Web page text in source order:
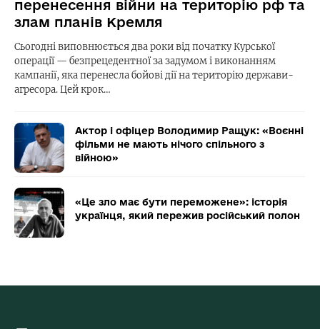
перенесення війни на територію рф та
злам планів Кремля
Сьогодні виповнюється два роки від початку Курської
операції — безпрецедентної за задумом і виконанням
кампанії, яка перенесла бойові дії на територію держави-
агресора. Цей крок…
Актор і офіцер Володимир Ращук: «Воєнні
фільми не мають нічого спільного з
війною»
«Це зло має бути переможене»: історія
українця, який пережив російський полон